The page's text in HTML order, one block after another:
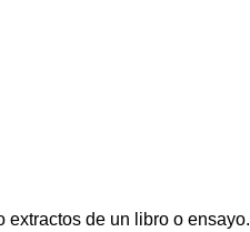
de un libro o ensayo.